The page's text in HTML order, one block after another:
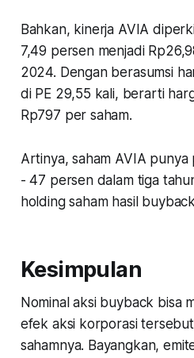
Bahkan, kinerja AVIA
7,49 persen menjadi
2024. Dengan berasumsi
di PE 29,55 kali, berarti
Rp797 per saham.
Artinya, saham AVIA
- 47 persen dalam tiga
holding saham hasil
Kesimpulan
Nominal aksi buyback bisa
efek aksi korporasi
sahamnya. Bayangkan,